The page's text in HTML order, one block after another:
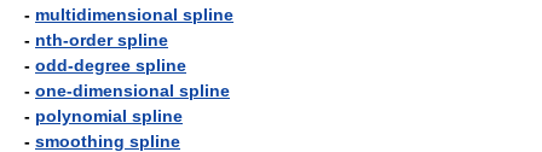
- multidimensional spline
- nth-order spline
- odd-degree spline
- one-dimensional spline
- polynomial spline
- smoothing spline